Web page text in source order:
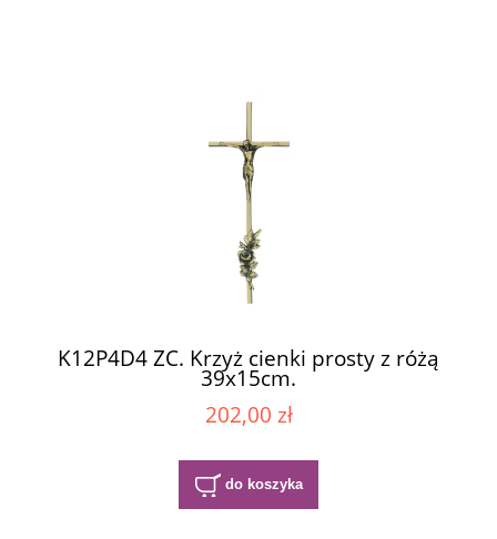
K12P4D4 ZC. Krzyż cienki prosty z różą
39x15cm.
202,00 zł
do koszyka